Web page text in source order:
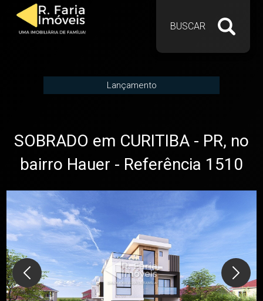
BUSCAR
Lançamento
SOBRADO em CURITIBA - PR, no
bairro Hauer - Referência 1510